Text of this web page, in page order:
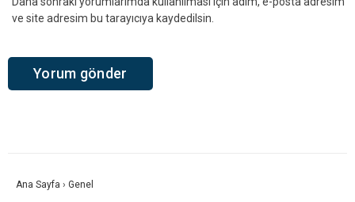
ve site adresim bu tarayıcıya kaydedilsin.
Ana Sayfa › Genel